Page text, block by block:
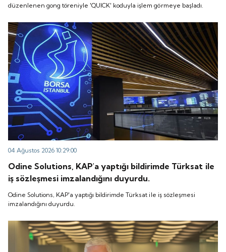
düzenlenen gong töreniyle 'QUICK' koduyla işlem görmeye başladı.
04 Ağustos 2026 10:29:00
Odine Solutions, KAP'a yaptığı bildirimde Türksat ile
iş sözleşmesi imzalandığını duyurdu.
Odine Solutions, KAP'a yaptığı bildirimde Türksat ile iş sözleşmesi
imzalandığını duyurdu.